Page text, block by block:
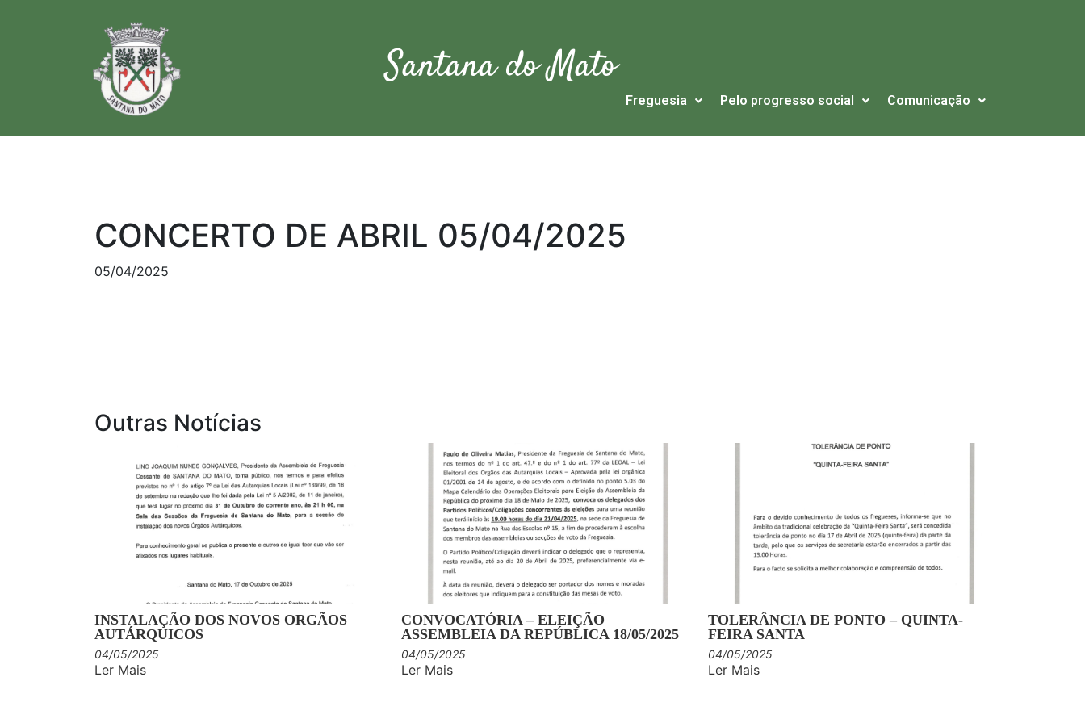
Freguesia Pelo progresso social Comunicação
Santana do Mato
CONCERTO DE ABRIL 05/04/2025
05/04/2025
Outras Notícias
INSTALAÇÃO DOS NOVOS ORGÃOS
AUTÁRQUICOS
04/05/2025
Ler Mais
CONVOCATÓRIA – ELEIÇÃO
ASSEMBLEIA DA REPÚBLICA 18/05/2025
04/05/2025
Ler Mais
TOLERÂNCIA DE PONTO – QUINTA-
FEIRA SANTA
04/05/2025
Ler Mais